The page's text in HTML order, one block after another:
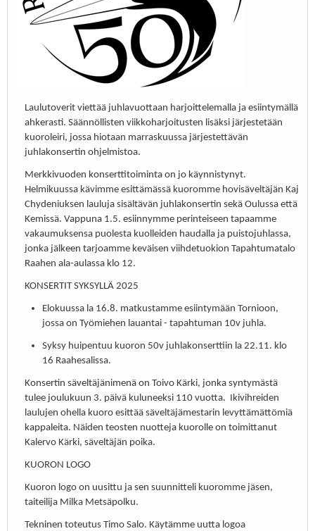
Laulutoverit viettää juhlavuottaan harjoittelemalla ja esiintymällä
ahkerasti. Säännöllisten viikkoharjoitusten lisäksi järjestetään
kuoroleiri, jossa hiotaan marraskuussa järjestettävän
juhlakonsertin ohjelmistoa.
Merkkivuoden konserttitoiminta on jo käynnistynyt.
Helmikuussa kävimme esittämässä kuoromme hovisäveltäjän Kaj
Chydeniuksen lauluja sisältävän juhlakonsertin sekä Oulussa että
Kemissä. Vappuna 1.5. esiinnymme perinteiseen tapaamme
vakaumuksensa puolesta kuolleiden haudalla ja puistojuhlassa,
jonka jälkeen tarjoamme keväisen viihdetuokion Tapahtumatalo
Raahen ala-aulassa klo 12.
KONSERTIT SYKSYLLÄ 2025
Elokuussa la 16.8. matkustamme esiintymään Tornioon,
jossa on Työmiehen lauantai - tapahtuman 10v juhla.
Syksy huipentuu kuoron 50v juhlakonserttiin la 22.11. klo
16 Raahesalissa.
Konsertin säveltäjänimenä on Toivo Kärki, jonka syntymästä
tulee joulukuun 3. päivä kuluneeksi 110 vuotta. Ikivihreiden
laulujen ohella kuoro esittää säveltäjämestarin levyttämättömiä
kappaleita. Näiden teosten nuotteja kuorolle on toimittanut
Kalervo Kärki, säveltäjän poika.
KUORON LOGO
Kuoron logo on uusittu ja sen suunnitteli kuoromme jäsen,
taiteilija Milka Metsäpolku.
Tekninen toteutus Timo Salo. Käytämme uutta logoa